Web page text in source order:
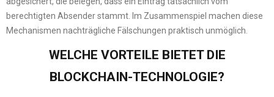
berechtigten Absender stammt. Im Zusammenspiel machen diese
Mechanismen nachträgliche Fälschungen praktisch unmöglich.
WELCHE VORTEILE BIETET DIE
BLOCKCHAIN-TECHNOLOGIE?